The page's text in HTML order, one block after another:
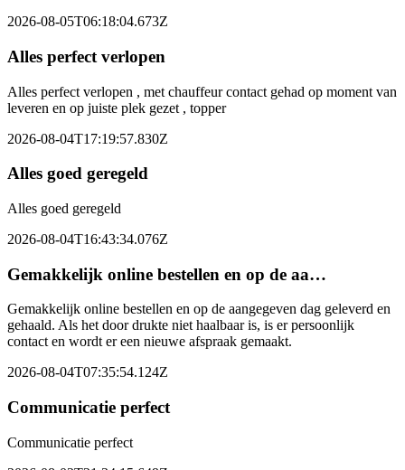
2026-08-05T06:18:04.673Z
Alles perfect verlopen
Alles perfect verlopen , met chauffeur contact gehad op moment van
leveren en op juiste plek gezet , topper
2026-08-04T17:19:57.830Z
Alles goed geregeld
Alles goed geregeld
2026-08-04T16:43:34.076Z
Gemakkelijk online bestellen en op de aa…
Gemakkelijk online bestellen en op de aangegeven dag geleverd en
gehaald. Als het door drukte niet haalbaar is, is er persoonlijk
contact en wordt er een nieuwe afspraak gemaakt.
2026-08-04T07:35:54.124Z
Communicatie perfect
Communicatie perfect